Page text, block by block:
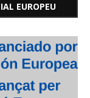
EUROPEU